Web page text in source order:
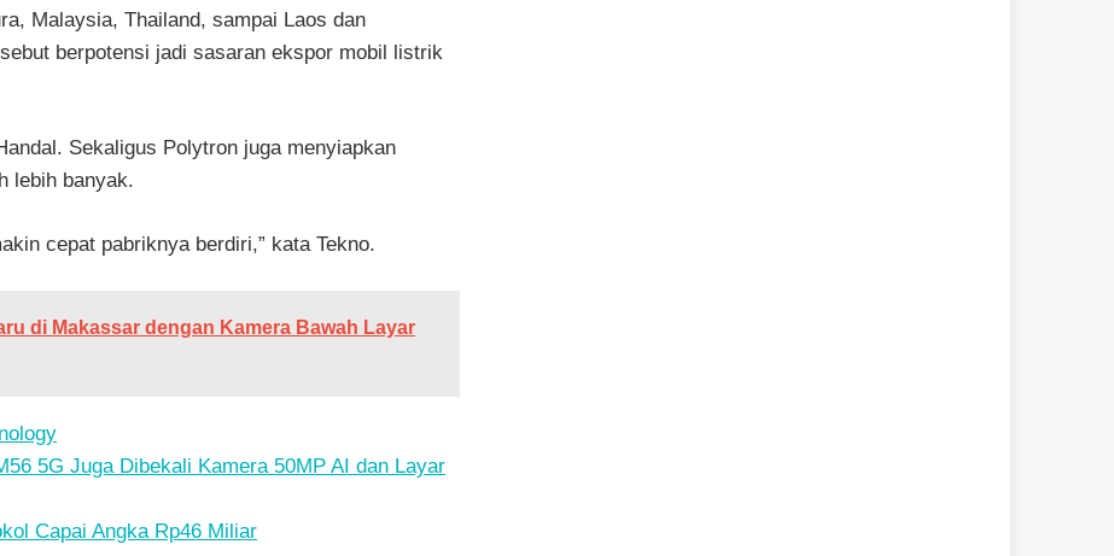
Malaysia, Thailand, sampai Laos dan
berpotensi jadi sasaran ekspor mobil listrik
Sekaligus Polytron juga menyiapkan
lebih banyak.
cepat pabriknya berdiri,” kata Tekno.
di Makassar dengan Kamera Bawah Layar
5G Juga Dibekali Kamera 50MP AI dan Layar
Capai Angka Rp46 Miliar